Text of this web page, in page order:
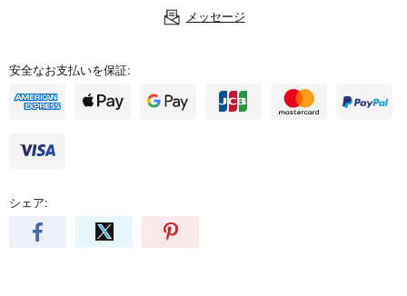
メッセージ
安全なお支払いを保証:
シェア: